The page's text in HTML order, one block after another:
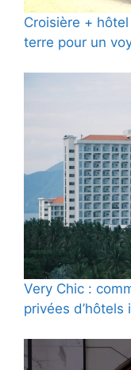
Croisière +
terre pour un
Very Chic :
privées d’hôtels